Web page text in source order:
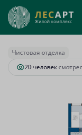
1-комнатная37.54 м
Ипотека от 36 411 руб.
Чистовая отделка
20 человек